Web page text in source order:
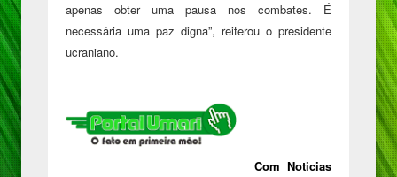
apenas obter uma pausa nos combates. É
necessária uma paz digna”, reiterou o presidente
ucraniano.
Com Noticias